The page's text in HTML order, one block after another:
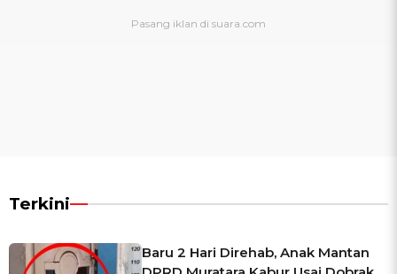
Terkini
Baru 2 Hari Direhab, Anak Mantan